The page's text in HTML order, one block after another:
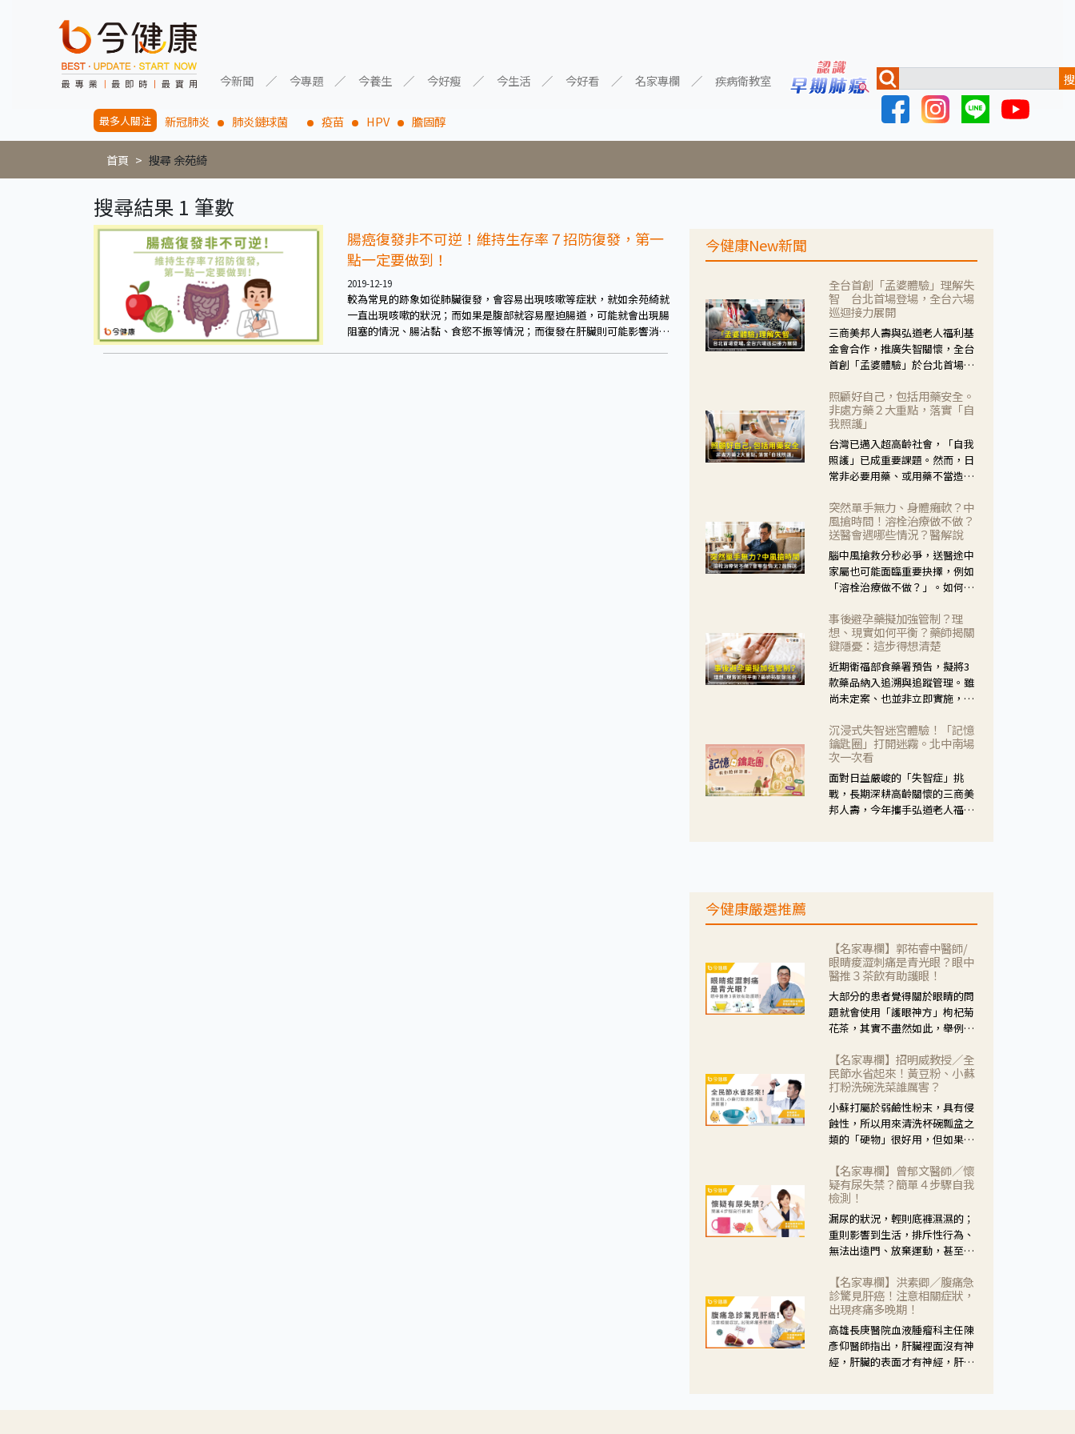
今新聞 今專題 今養生 今好瘦 今生活 今好看 名家專欄 疾病衛教室
最多人關注 新冠肺炎 肺炎鏈球菌 疫苗 HPV 膽固醇
首頁 搜尋 余苑綺
搜尋結果 1 筆數
腸癌復發非不可逆！維持生存率７招防復發，第一
點一定要做到！
2019-12-19
較為常見的跡象如從肺臟復發，會容易出現咳嗽等症狀，就如余苑綺就
一直出現咳嗽的狀況；而如果是腹部就容易壓迫腸道，可能就會出現腸
阻塞的情況、腸沾黏、食慾不振等情況；而復發在肝臟則可能影響消化
今健康New新聞
全台首創「孟婆體驗」理解失
智 台北首場登場，全台六場
巡迴接力展開
三商美邦人壽與弘道老人福利基
金會合作，推廣失智關懷，全台
首創「孟婆體驗」於台北首場實
模式，用結合情境互動等豐富活
動，將抽象的失智轉化為可感
受、可討論的生活情境，並引導
民眾在家人開始出現改變時，以
理解取代責備、以耐心回應不
安。
照顧好自己，包括用藥安全。
非處方藥２大重點，落實「自
我照護」
台灣已邁入超高齡社會，「自我
照護」已成重要課題。然而，日
常非必要用藥、或用藥不當造成
在重要。社團法人台灣自我照護
產業協會 提出「非處方藥正確使
用」與「藥師給力」，鼓勵民眾
建立安全且正確的自我照護習
慣。
突然單手無力、身體癱軟？中
風搶時間！溶栓治療做不做？
送醫會遇哪些情況？醫解說
腦中風搶救分秒必爭，送醫途中
家屬也可能面臨重要抉擇，例如
「溶栓治療做不做？」。如何搶
會理事長陳龍醫師解說！
事後避孕藥擬加強管制？理
想、現實如何平衡？藥師揭關
鍵隱憂：這步得想清楚
近期衛福部食藥署預告，擬將3
款藥品納入追溯與追蹤管理。雖
尚未定案、也並非立即實施，不
人杰藥師表示，這三款藥物目
的、作用、風險各有不同，管制
與否所帶來的後許影響也不同，
可先了解其特性。
沉浸式失智迷宮體驗！「記憶
鑰匙圈」打開迷霧。北中南場
次一次看
面對日益嚴峻的「失智症」挑
戰，長期深耕高齡關懷的三商美
邦人壽，今年攜手弘道老人福利
生活挑戰。
今健康嚴選推薦
【名家專欄】郭祐睿中醫師/
眼睛痠澀刺痛是青光眼？眼中
醫推３茶飲有助護眼！
大部分的患者覺得關於眼睛的問
題就會使用「護眼神方」枸杞菊
花茶，其實不盡然如此，舉例來
紅、眼睛痛、眼屎多而且顏色
黃，當然就可以使用枸杞菊花
茶，但是枸杞的劑量要少，菊花
的劑量要多；若是有以上症狀以
外，眼睛還會有灼熱感，眼屎多
到會「牽絲」，也就是水樣分泌
了，這時候就要使用菊花、金銀
花來治療；假如單純的眼睛乾
澀，結膜沒有紅，眼睛周圍沒有
眼屎，這種情況是屬於「陰
虛」，就可以使用枸杞、蓮藕、
麥門冬、山藥等比較滋潤的藥
【名家專欄】招明威教授／全
民節水省起來！黃豆粉、小蘇
打粉洗碗洗菜誰厲害？
小蘇打屬於弱鹼性粉末，具有侵
蝕性，所以用來清洗杯碗瓢盆之
類的「硬物」很好用，但如果用
特別注意用法用量，使用過多或
是浸泡太久，容易腐蝕蔬菜的纖
維，讓菜軟掉不清脆。
【名家專欄】曾郁文醫師／懷
疑有尿失禁？簡單４步驟自我
檢測！
漏尿的狀況，輕則底褲濕濕的；
重則影響到生活，排斥性行為、
無法出遠門、放棄運動，甚至怕
禁」的症狀，長期下來不敢與朋
友往來，低潮陰霾造成憂鬱症。
【名家專欄】洪素卿／腹痛急
診驚見肝癌！注意相關症狀，
出現疼痛多晚期！
高雄長庚醫院血液腫瘤科主任陳
彥仰醫師指出，肝臟裡面沒有神
經，肝臟的表面才有神經，肝臟